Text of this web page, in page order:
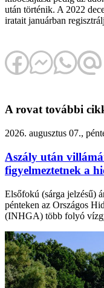
után történik. A 2022
iratait januárban
A rovat további
2026. augusztus 07.,
Aszály után
figyelmeztetnek a
Elsőfokú (sárga jelzésű)
pénteken az Országos
(INHGA) több folyó